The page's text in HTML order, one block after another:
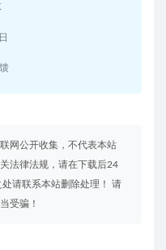
网公开收集，不代表本站
法律法规，请在下载后24
请联系本站删除处理！ 请
受骗！